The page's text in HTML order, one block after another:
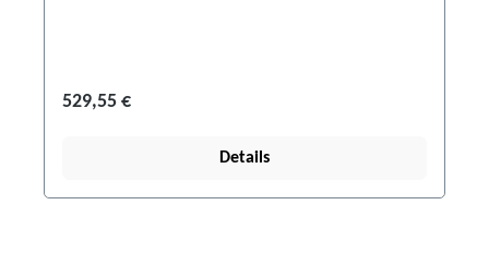
529,55 €
Details